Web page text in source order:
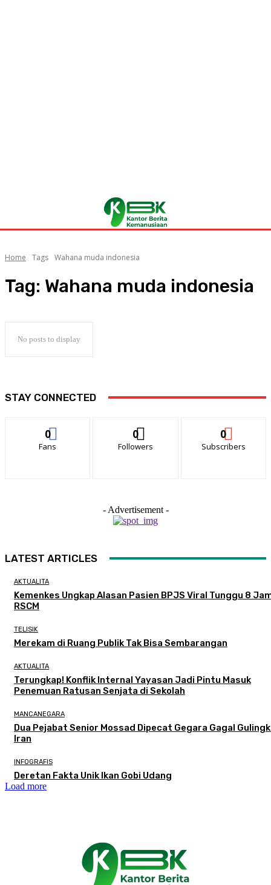
Home Tags Wahana muda indonesia
Tag: Wahana muda indonesia
No posts to display
STAY CONNECTED
0
Fans
0
Followers
0
Subscribers
- Advertisement -
LATEST ARTICLES
AKTUALITA
Kemenkes Ungkap Alasan Pasien BPJS Viral Tunggu 8
RSCM
TELISIK
Merekam di Ruang Publik Tak Bisa Sembarangan
AKTUALITA
Terungkap! Konflik Internal Yayasan Jadi Pintu Masuk
Penemuan Ratusan Senjata di Sekolah
MANCANEGARA
Dua Pejabat Senior Mossad Dipecat Gegara Gagal
Iran
INFOGRAFIS
Deretan Fakta Unik Ikan Gobi Udang
Load more